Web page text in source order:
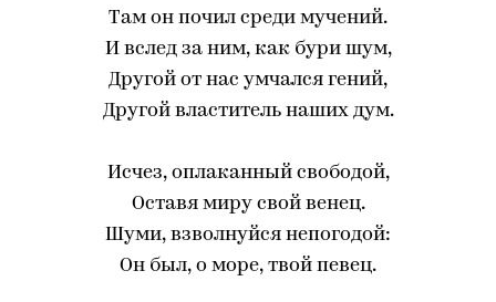
Там он почил среди мучений.
И вслед за ним, как бури шум,
Другой от нас умчался гений,
Другой властитель наших дум.
Исчез, оплаканный свободой,
Оставя миру свой венец.
Шуми, взволнуйся непогодой:
Он был, о море, твой певец.